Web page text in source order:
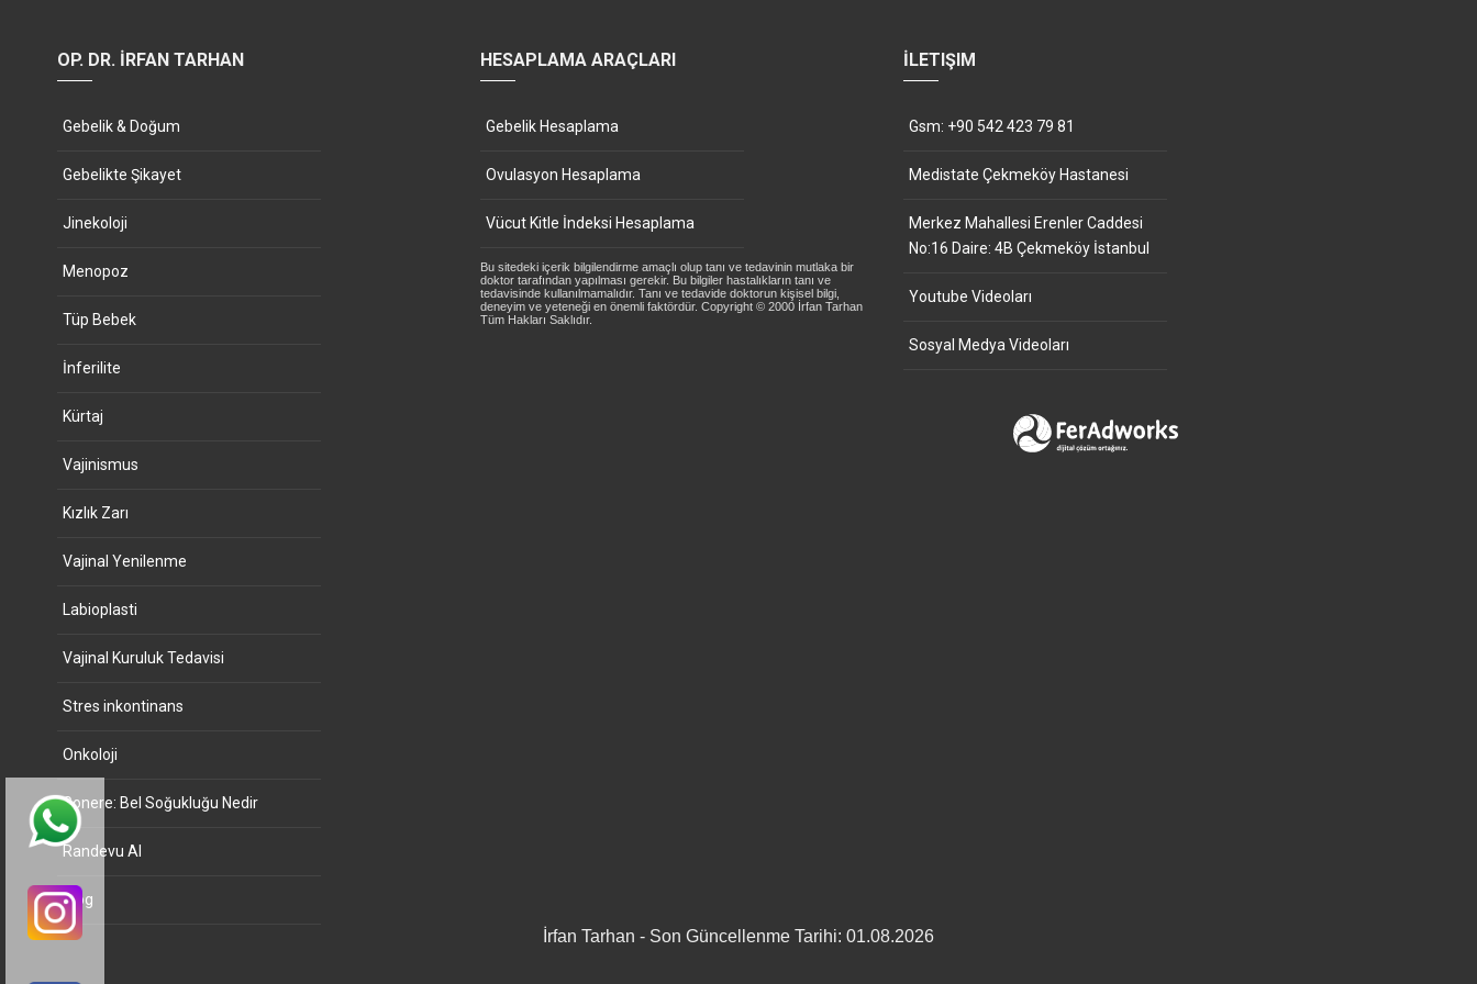
OP. DR. İRFAN TARHAN
Gebelik & Doğum
Gebelikte Şikayet
Jinekoloji
Menopoz
Tüp Bebek
İnferilite
Kürtaj
Vajinismus
Kızlık Zarı
Vajinal Yenilenme
Labioplasti
Vajinal Kuruluk Tedavisi
Stres inkontinans
Onkoloji
Gonere: Bel Soğukluğu Nedir
Randevu Al
Blog
HESAPLAMA ARAÇLARI
Gebelik Hesaplama
Ovulasyon Hesaplama
Vücut Kitle İndeksi Hesaplama
Bu sitedeki içerik bilgilendirme amaçlı olup tanı ve tedavinin mutlaka bir
doktor tarafından yapılması gerekir. Bu bilgiler hastalıkların tanı ve
tedavisinde kullanılmamalıdır. Tanı ve tedavide doktorun kişisel bilgi,
deneyim ve yeteneği en önemli faktördür. Copyright © 2000 İrfan Tarhan
Tüm Hakları Saklıdır.
İLETIŞIM
Gsm: +90 542 423 79 81
Medistate Çekmeköy Hastanesi
Merkez Mahallesi Erenler Caddesi
No:16 Daire: 4B Çekmeköy İstanbul
Youtube Videoları
Sosyal Medya Videoları
İrfan Tarhan - Son Güncellenme Tarihi: 01.08.2026